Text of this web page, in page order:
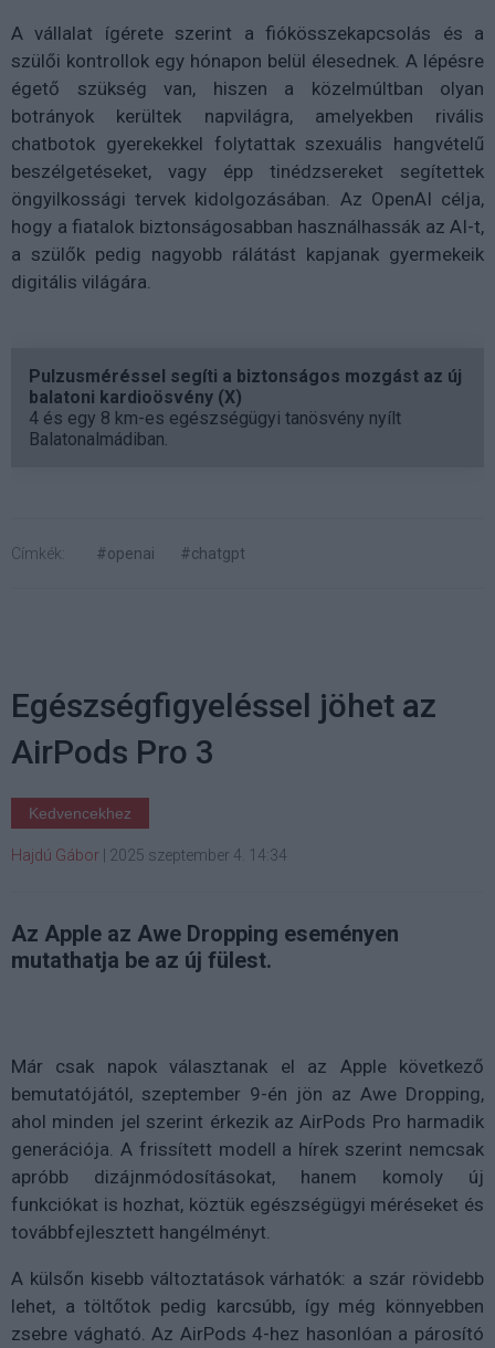
A vállalat ígérete szerint a fiókösszekapcsolás és a
szülői kontrollok egy hónapon belül élesednek. A lépésre
égető szükség van, hiszen a közelmúltban olyan
botrányok kerültek napvilágra, amelyekben rivális
chatbotok gyerekekkel folytattak szexuális hangvételű
beszélgetéseket, vagy épp tinédzsereket segítettek
öngyilkossági tervek kidolgozásában. Az OpenAI célja,
hogy a fiatalok biztonságosabban használhassák az AI-t,
a szülők pedig nagyobb rálátást kapjanak gyermekeik
digitális világára.
Pulzusméréssel segíti a biztonságos mozgást az új
balatoni kardioösvény (X)
4 és egy 8 km-es egészségügyi tanösvény nyílt
Balatonalmádiban.
Címkék: #openai #chatgpt
Egészségfigyeléssel jöhet az
AirPods Pro 3
Kedvencekhez
Hajdú Gábor 2025 szeptember 4. 14:34
Az Apple az Awe Dropping eseményen
mutathatja be az új fülest.
Már csak napok választanak el az Apple következő
bemutatójától, szeptember 9-én jön az Awe Dropping,
ahol minden jel szerint érkezik az AirPods Pro harmadik
generációja. A frissített modell a hírek szerint nemcsak
apróbb dizájnmódosításokat, hanem komoly új
funkciókat is hozhat, köztük egészségügyi méréseket és
továbbfejlesztett hangélményt.
A külsőn kisebb változtatások várhatók: a szár rövidebb
lehet, a töltőtok pedig karcsúbb, így még könnyebben
zsebre vágható. Az AirPods 4-hez hasonlóan a párosító